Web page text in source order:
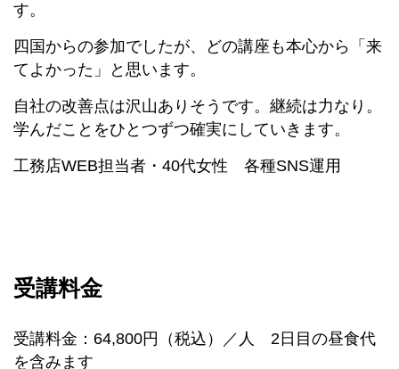
す。
四国からの参加でしたが、どの講座も本心から「来
てよかった」と思います。
自社の改善点は沢山ありそうです。継続は力なり。
学んだことをひとつずつ確実にしていきます。
工務店WEB担当者・40代女性 各種SNS運用
受講料金
受講料金：64,800円（税込）／人 2日目の昼食代
を含みます